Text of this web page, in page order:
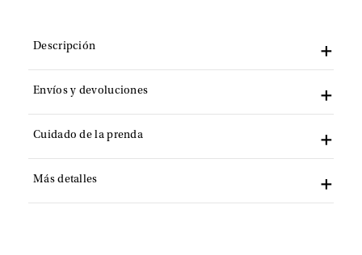
Descripción
Envíos y devoluciones
Cuidado de la prenda
Más detalles